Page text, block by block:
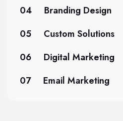
04
Branding Design
05
Custom Solutions
06
Digital Marketing
07
Email Marketing